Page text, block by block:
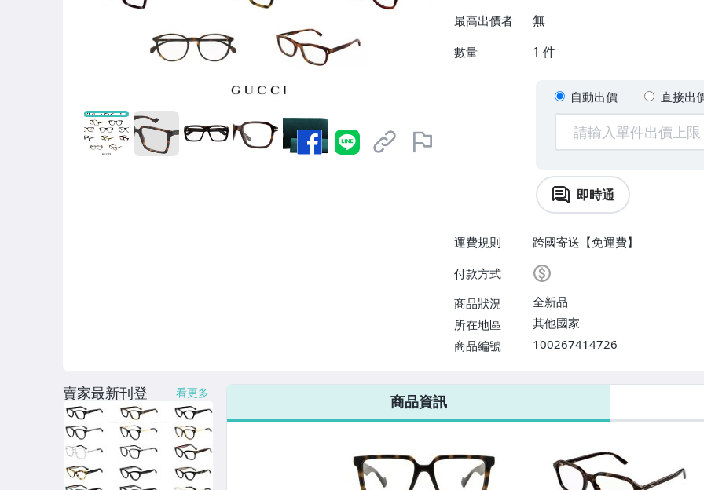
最高出價者 無
數量 1 件
自動出價 直接出
即時通
運費規則
跨國寄送【免運費】
付款方式
商品狀況
全新品
所在地區
其他國家
商品編號
100267414726
運動、戶外與休閒
商品資訊
賣家最新刊登 看更多